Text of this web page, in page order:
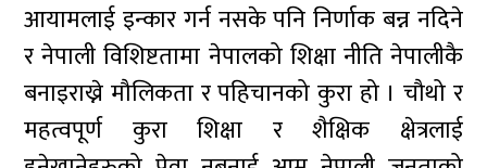
आयामलाई इन्कार गर्न नसके पनि निर्णाक बन्न नदिने
र नेपाली विशिष्टतामा नेपालको शिक्षा नीति नेपालीकै
बनाइराख्ने मौलिकता र पहिचानको कुरा हो । चौथो र
महत्वपूर्ण कुरा शिक्षा र शैक्षिक क्षेत्रलाई